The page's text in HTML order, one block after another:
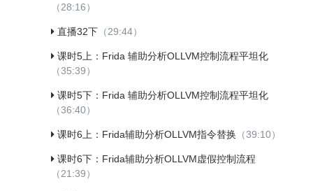
（28:16）
直播32下 （29:44）
课时5上：Frida 辅助分析OLLVM控制流程平坦化
（35:39）
课时5下：Frida 辅助分析OLLVM控制流程平坦化
（36:40）
课时6上：Frida辅助分析OLLVM指令替换 （39:10）
课时6下：Frida辅助分析OLLVM虚假控制流程
（21:39）